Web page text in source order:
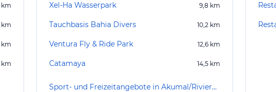
km
km
km
km
Xel-Ha Wasserpark 9,8 km
Tauchbasis Bahia Divers 10,2 km
Ventura Fly & Ride Park 12,6 km
Catamaya 14,5 km
Sport- und Freizeitangebote in Akumal/Riviera Maya